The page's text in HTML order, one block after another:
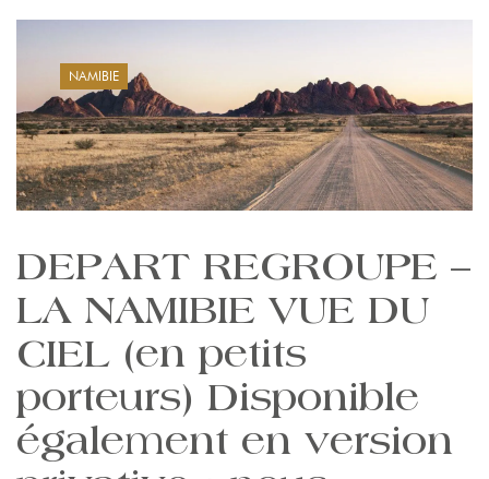
NAMIBIE
DEPART REGROUPE –
LA NAMIBIE VUE DU
CIEL (en petits
porteurs) Disponible
également en version